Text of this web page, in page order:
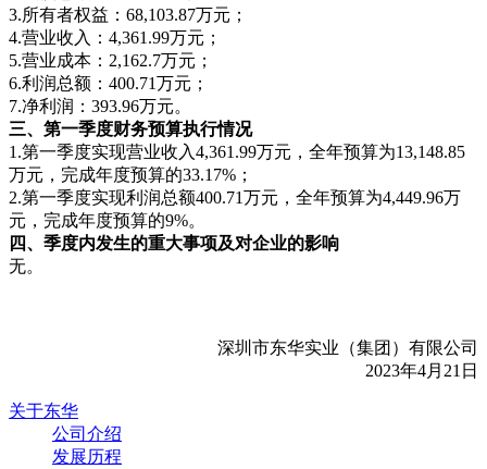
3.所有者权益：68,103.87万元；
4.营业收入：4,361.99万元；
5.营业成本：2,162.7万元；
6.利润总额：400.71万元；
7.净利润：393.96万元。
三、第一季度财务预算执行情况
1.第一季度实现营业收入4,361.99万元，全年预算为13,148.85
万元，完成年度预算的33.17%；
2.第一季度实现利润总额400.71万元，全年预算为4,449.96万
元，完成年度预算的9%。
四、季度内发生的重大事项及对企业的影响
无。
深圳市东华实业（集团）有限公司
2023年4月21日
关于东华
公司介绍
发展历程